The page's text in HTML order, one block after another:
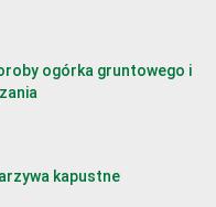
ogórka gruntowego i
kapustne